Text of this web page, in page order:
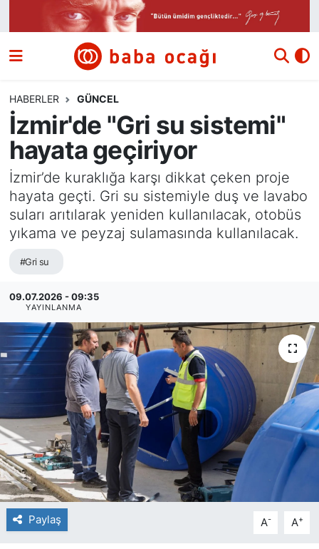
HABERLER GÜNCEL
İzmir'de "Gri su sistemi"
hayata geçiriyor
İzmir’de kuraklığa karşı dikkat çeken proje
hayata geçti. Gri su sistemiyle duş ve lavabo
suları arıtılarak yeniden kullanılacak, otobüs
yıkama ve peyzaj sulamasında kullanılacak.
#Gri su
09.07.2026 - 09:35
YAYINLANMA
Paylaş A- A+
Siyaset
Ekonomi
Dünya
Kültür ve Sanat
Eğitim
Yazı Dizisi
Nöbetçi Eczaneler
Hava Durumu
Namaz Vakitleri
Trafik Durumu
Süper Lig Puan Durumu ve Fikstür
Tüm Manşetler
Haber Arşivi